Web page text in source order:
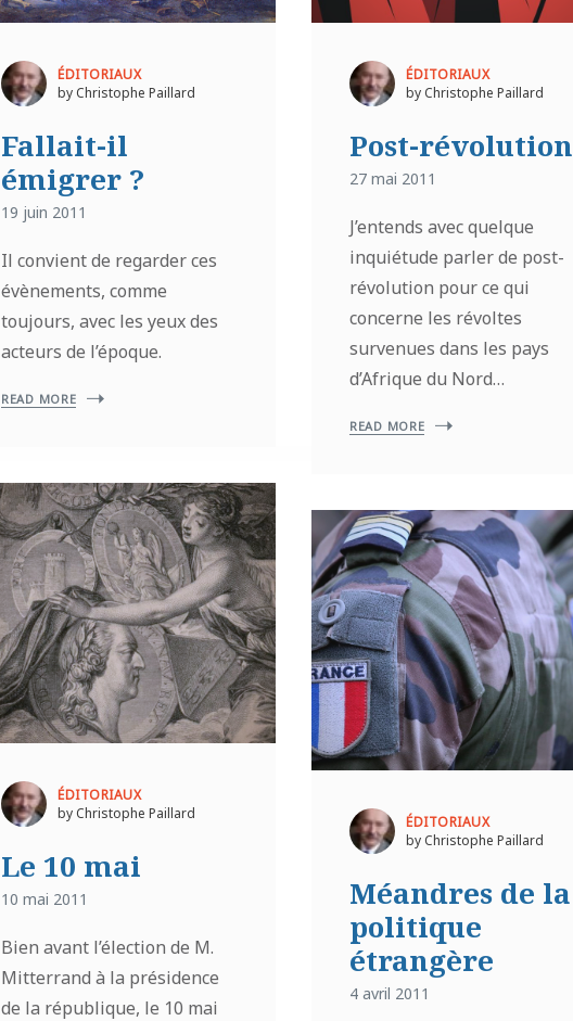
ÉDITORIAUX
by Christophe Paillard
Fallait-il
émigrer ?
19 juin 2011
Il convient de regarder ces
évènements, comme
toujours, avec les yeux des
acteurs de l’époque.
READ MORE
ÉDITORIAUX
by Christophe Paillard
Post-révolution
27 mai 2011
J’entends avec quelque
inquiétude parler de post-
révolution pour ce qui
concerne les révoltes
survenues dans les pays
d’Afrique du Nord…
READ MORE
ÉDITORIAUX
by Christophe Paillard
Le 10 mai
10 mai 2011
Bien avant l’élection de M.
Mitterrand à la présidence
de la république, le 10 mai
ÉDITORIAUX
by Christophe Paillard
Méandres de la
politique
étrangère
4 avril 2011